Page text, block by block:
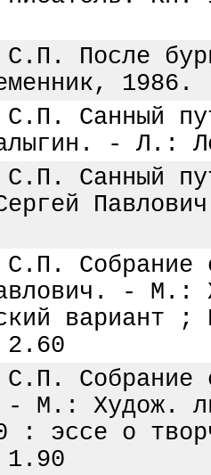
С.П. После
С.П. Санный
- Л.:
С.П. Санный
С.П.
-
С.П.
- М.: Худож.
: эссе о